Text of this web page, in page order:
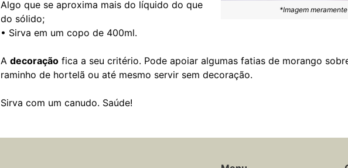
*Imagem
Algo que se aproxima mais do líquido do que
do sólido;
• Sirva em um copo de 400ml.
A decoração fica a seu critério. Pode apoiar algumas fatias de morango
raminho de hortelã ou até mesmo servir sem decoração.
Sirva com um canudo. Saúde!